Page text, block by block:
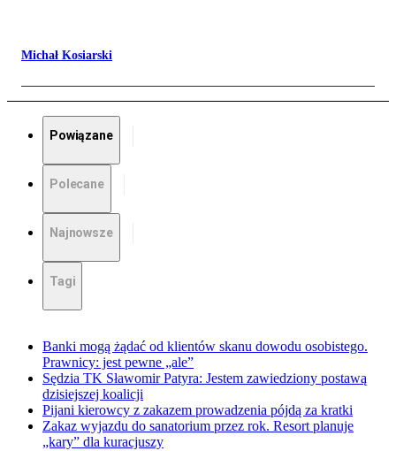
Michał Kosiarski
Powiązane
Polecane
Najnowsze
Tagi
Banki mogą żądać od klientów skanu dowodu osobistego.
Prawnicy: jest pewne „ale”
Sędzia TK Sławomir Patyra: Jestem zawiedziony postawą
dzisiejszej koalicji
Pijani kierowcy z zakazem prowadzenia pójdą za kratki
Zakaz wyjazdu do sanatorium przez rok. Resort planuje
„kary” dla kuracjuszy